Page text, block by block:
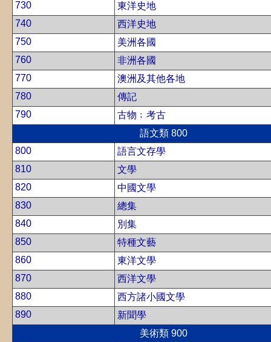
730
東洋史地
740
西洋史地
750
美洲各國
760
非洲各國
770
澳洲及其他各地
780
傳記
790
古物﹔考古
語文類 800
800
語言文存學
810
文學
820
中國文學
830
總集
840
別集
850
特種文藝
860
東洋文學
870
西洋文學
880
西方諸小國文學
890
新聞學
美術類 900